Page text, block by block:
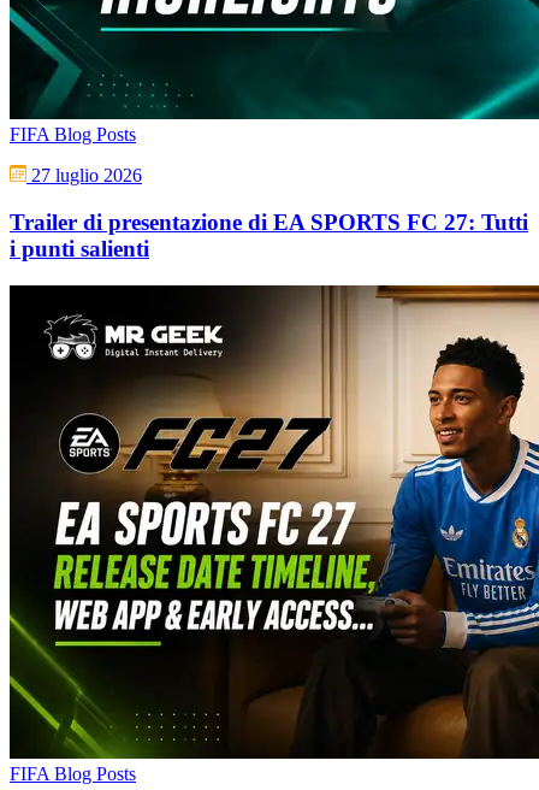
FIFA Blog Posts
27 luglio 2026
Trailer di presentazione di EA SPORTS FC 27: Tutti
i punti salienti
FIFA Blog Posts